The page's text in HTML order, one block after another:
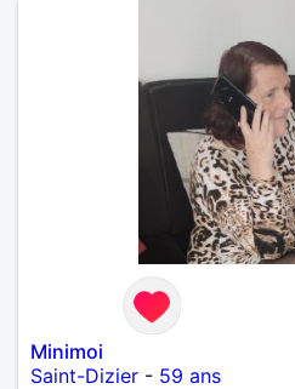
Minimoi
Saint-Dizier - 59 ans